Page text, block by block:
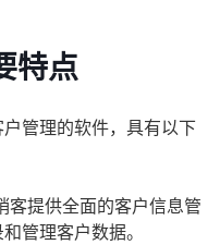
特点
管理的软件，具有以下
客提供全面的客户信息管
管理客户数据。